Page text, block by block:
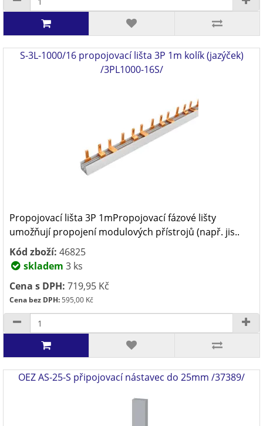
S-3L-1000/16 propojovací lišta 3P 1m kolík (jazýček)
/3PL1000-16S/
Propojovací lišta 3P 1mPropojovací fázové lišty
umožňují propojení modulových přístrojů (např. jis..
Kód zboží: 46825
skladem 3 ks
Cena s DPH: 719,95 Kč
Cena bez DPH:595,00 Kč
OEZ AS-25-S připojovací nástavec do 25mm /37389/